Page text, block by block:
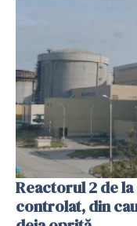
Reactorul 2 de
controlat, din